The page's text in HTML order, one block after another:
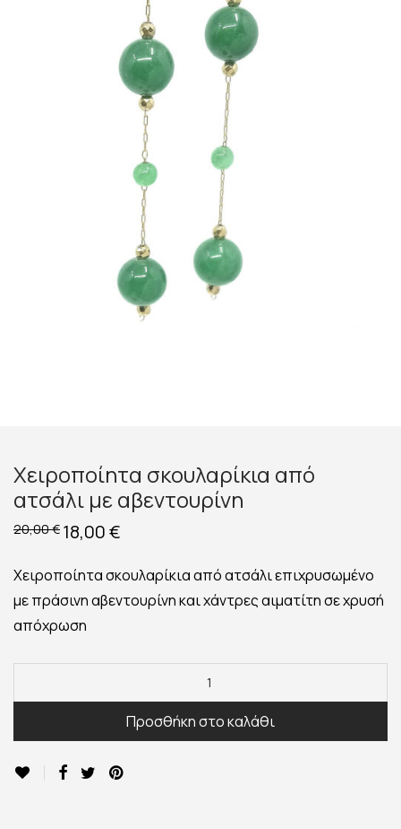
Χειροποίητα σκουλαρίκια από
ατσάλι με αβεντουρίνη
20,00€ Original
price
20,00 €.
18,00€
18,00 €.
Χειροποίητα σκουλαρίκια από ατσάλι επιχρυσωμένο
με πράσινη αβεντουρίνη και χάντρες αιματίτη σε χρυσή
απόχρωση
Προσθήκη στο καλάθι